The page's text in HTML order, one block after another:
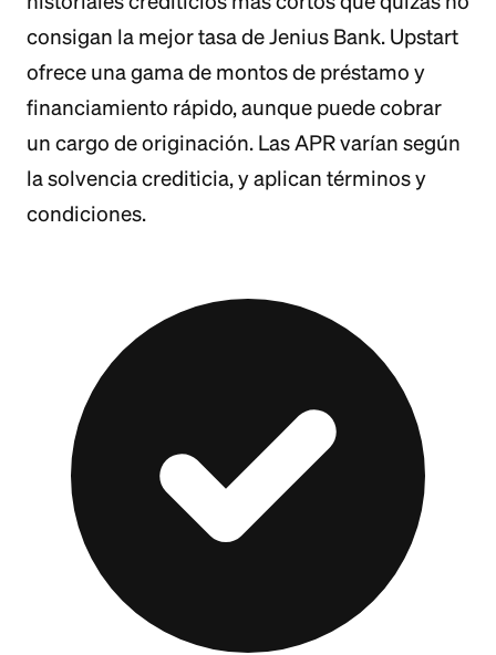
consigan la mejor tasa de Jenius Bank. Upstart
ofrece una gama de montos de préstamo y
financiamiento rápido, aunque puede cobrar
un cargo de originación. Las APR varían según
la solvencia crediticia, y aplican términos y
condiciones.